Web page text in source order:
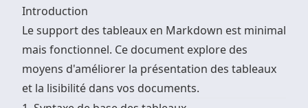
Introduction
Le support des tableaux en Markdown est minimal
mais fonctionnel. Ce document explore des
moyens d'améliorer la présentation des tableaux
et la lisibilité dans vos documents.